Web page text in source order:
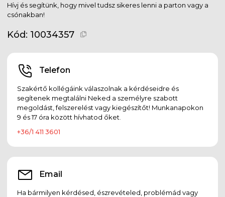
Hívj és segítünk, hogy mivel tudsz sikeres lenni a parton vagy a
csónakban!
Kód: 10034357
Telefon
Szakértő kollégáink válaszolnak a kérdéseidre és
segítenek megtalálni Neked a személyre szabott
megoldást, felszerelést vagy kiegészítőt! Munkanapokon
9 és 17 óra között hívhatod őket.
+36/1 411 3601
Email
Ha bármilyen kérdésed, észrevételed, problémád vagy